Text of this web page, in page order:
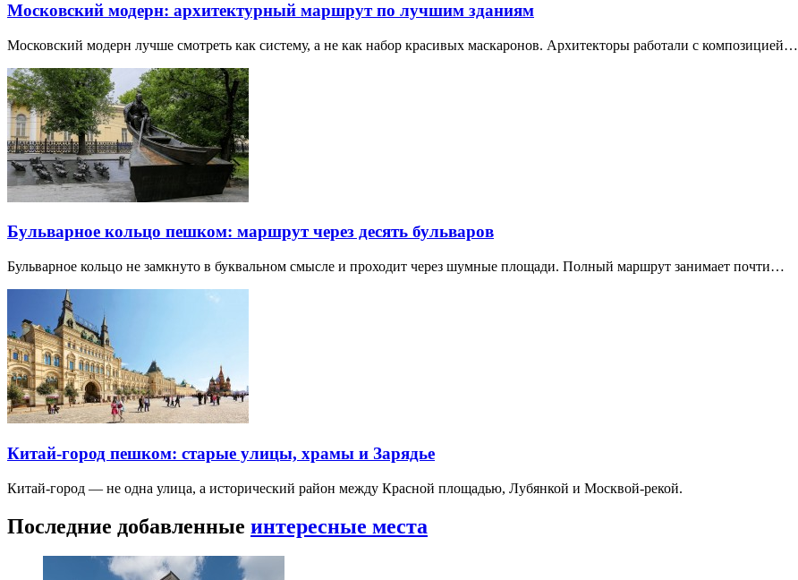
Московский модерн: архитектурный маршрут по лучшим зданиям
Московский модерн лучше смотреть как систему, а не как набор красивых маскаронов. Архитекторы работали с композицией…
Бульварное кольцо пешком: маршрут через десять бульваров
Бульварное кольцо не замкнуто в буквальном смысле и проходит через шумные площади. Полный маршрут занимает почти…
Китай-город пешком: старые улицы, храмы и Зарядье
Китай-город — не одна улица, а исторический район между Красной площадью, Лубянкой и Москвой-рекой.
Последние добавленные интересные места